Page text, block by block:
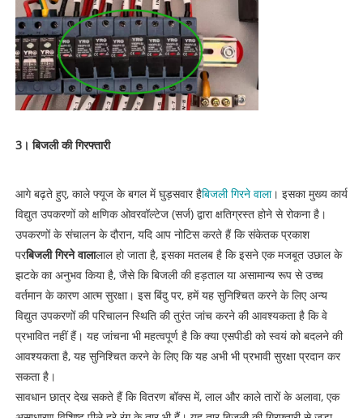
3। बिजली की गिरफ्तारी
आगे बढ़ते हुए, काले फ्यूज के बगल में घुड़सवार हैबिजली गिरने वाला। इसका मुख्य कार्य
विद्युत उपकरणों को क्षणिक ओवरवॉल्टेज (सर्ज) द्वारा क्षतिग्रस्त होने से रोकना है।
उपकरणों के संचालन के दौरान, यदि आप नोटिस करते हैं कि संकेतक प्रकाश
परबिजली गिरने वालालाल हो जाता है, इसका मतलब है कि इसने एक मजबूत उछाल के
झटके का अनुभव किया है, जैसे कि बिजली की हड़ताल या असामान्य रूप से उच्च
वर्तमान के कारण आत्म सुरक्षा। इस बिंदु पर, हमें यह सुनिश्चित करने के लिए अन्य
विद्युत उपकरणों की परिचालन स्थिति की तुरंत जांच करने की आवश्यकता है कि वे
प्रभावित नहीं हैं। यह जांचना भी महत्वपूर्ण है कि क्या एसपीडी को स्वयं को बदलने की
आवश्यकता है, यह सुनिश्चित करने के लिए कि यह अभी भी प्रभावी सुरक्षा प्रदान कर
सकता है।
सावधान छात्र देख सकते हैं कि वितरण बॉक्स में, लाल और काले तारों के अलावा, एक